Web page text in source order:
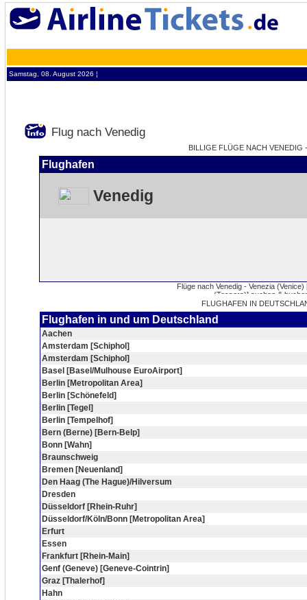
Samstag, 08. August 2026 ¦
Flug nach Venedig
BILLIGE FLÜGE NACH VENEDIG
Flughafen
Venedig
FLUGHAFEN IN
Flughafen in und um Deutschland
Aachen
Amsterdam [Schiphol]
Amsterdam [Schiphol]
Basel [Basel/Mulhouse EuroAirport]
Berlin [Metropolitan Area]
Berlin [Schönefeld]
Berlin [Tegel]
Berlin [Tempelhof]
Bern (Berne) [Bern-Belp]
Bonn [Wahn]
Braunschweig
Bremen [Neuenland]
Den Haag (The Hague)/Hilversum
Dresden
Düsseldorf [Rhein-Ruhr]
Düsseldorf/Köln/Bonn [Metropolitan Area]
Erfurt
Essen
Frankfurt [Rhein-Main]
Genf (Geneve) [Geneve-Cointrin]
Graz [Thalerhof]
Hahn